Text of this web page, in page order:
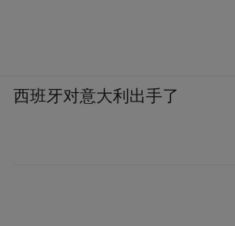
西班牙对意大利出手了